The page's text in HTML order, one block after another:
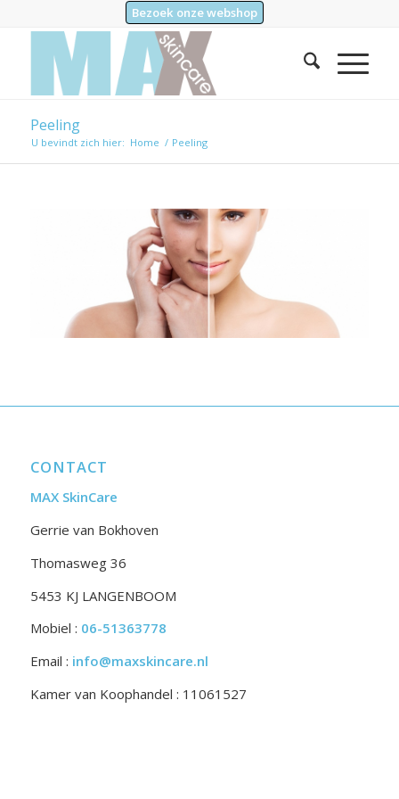
Bezoek onze webshop
Peeling
U bevindt zich hier: Home / Peeling
CONTACT
MAX SkinCare
Gerrie van Bokhoven
Thomasweg 36
5453 KJ LANGENBOOM
Mobiel : 06-51363778
Email : info@maxskincare.nl
Kamer van Koophandel : 11061527